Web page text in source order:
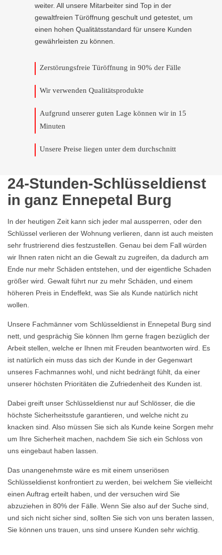
weiter. All unsere Mitarbeiter sind Top in der
gewaltfreien Türöffnung geschult und getestet, um
einen hohen Qualitätsstandard für unsere Kunden
gewährleisten zu können.
Zerstörungsfreie Türöffnung in 90% der Fälle
Wir verwenden Qualitätsprodukte
Aufgrund unserer guten Lage können wir in 15
Minuten
Unsere Preise liegen unter dem durchschnitt
24-Stunden-Schlüsseldienst
in ganz Ennepetal Burg
In der heutigen Zeit kann sich jeder mal aussperren, oder den
Schlüssel verlieren der Wohnung verlieren, dann ist auch meisten
sehr frustrierend dies festzustellen. Genau bei dem Fall würden
wir Ihnen raten nicht an die Gewalt zu zugreifen, da dadurch am
Ende nur mehr Schäden entstehen, und der eigentliche Schaden
größer wird. Gewalt führt nur zu mehr Schäden, und einem
höheren Preis in Endeffekt, was Sie als Kunde natürlich nicht
wollen.
Unsere Fachmänner vom Schlüsseldienst in Ennepetal Burg sind
nett, und gesprächig Sie können Ihm gerne fragen bezüglich der
Arbeit stellen, welche er Ihnen mit Freuden beantworten wird. Es
ist natürlich ein muss das sich der Kunde in der Gegenwart
unseres Fachmannes wohl, und nicht bedrängt fühlt, da einer
unserer höchsten Prioritäten die Zufriedenheit des Kunden ist.
Dabei greift unser Schlüsseldienst nur auf Schlösser, die die
höchste Sicherheitsstufe garantieren, und welche nicht zu
knacken sind. Also müssen Sie sich als Kunde keine Sorgen mehr
um Ihre Sicherheit machen, nachdem Sie sich ein Schloss von
uns eingebaut haben lassen.
Das unangenehmste wäre es mit einem unseriösen
Schlüsseldienst konfrontiert zu werden, bei welchem Sie vielleicht
einen Auftrag erteilt haben, und der versuchen wird Sie
abzuziehen in 80% der Fälle. Wenn Sie also auf der Suche sind,
und sich nicht sicher sind, sollten Sie sich von uns beraten lassen,
Sie können uns trauen, uns sind unsere Kunden sehr wichtig.